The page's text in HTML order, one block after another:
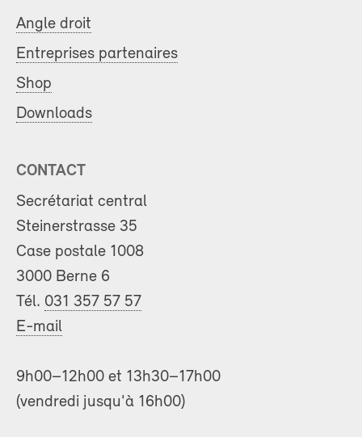
Angle droit
Entreprises partenaires
Shop
Downloads
CONTACT
Secrétariat central
Steinerstrasse 35
Case postale 1008
3000 Berne 6
Tél. 031 357 57 57
E-mail
9h00–12h00 et 13h30–17h00
(vendredi jusqu'à 16h00)